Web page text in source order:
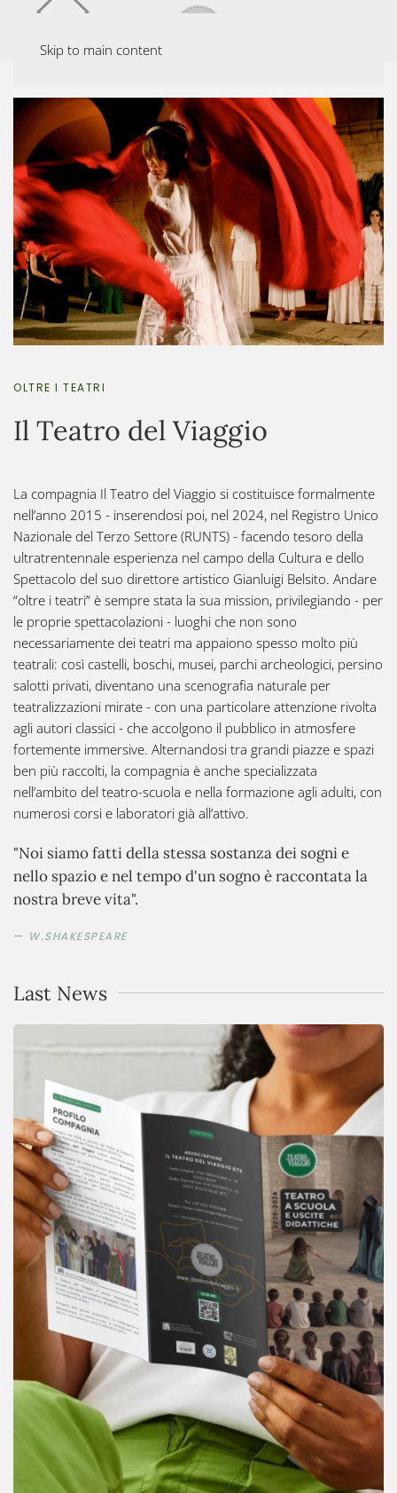
Skip to main content
VISITE TEATRALIZZATE
ITALIANO
SCOPRI
OLTRE I TEATRI
Il Teatro del Viaggio
La compagnia Il Teatro del Viaggio si costituisce formalmente
nell’anno 2015 - inserendosi poi, nel 2024, nel Registro Unico
Nazionale del Terzo Settore (RUNTS) - facendo tesoro della
ultratrentennale esperienza nel campo della Cultura e dello
Spettacolo del suo direttore artistico Gianluigi Belsito. Andare
“oltre i teatri” è sempre stata la sua mission, privilegiando - per
le proprie spettacolazioni - luoghi che non sono
necessariamente dei teatri ma appaiono spesso molto più
teatrali: così castelli, boschi, musei, parchi archeologici, persino
salotti privati, diventano una scenografia naturale per
teatralizzazioni mirate - con una particolare attenzione rivolta
agli autori classici - che accolgono il pubblico in atmosfere
fortemente immersive. Alternandosi tra grandi piazze e spazi
ben più raccolti, la compagnia è anche specializzata
nell’ambito del teatro-scuola e nella formazione agli adulti, con
numerosi corsi e laboratori già all’attivo.
"Noi siamo fatti della stessa sostanza dei sogni e
nello spazio e nel tempo d'un sogno è raccontata la
nostra breve vita".
W.SHAKESPEARE
Last News